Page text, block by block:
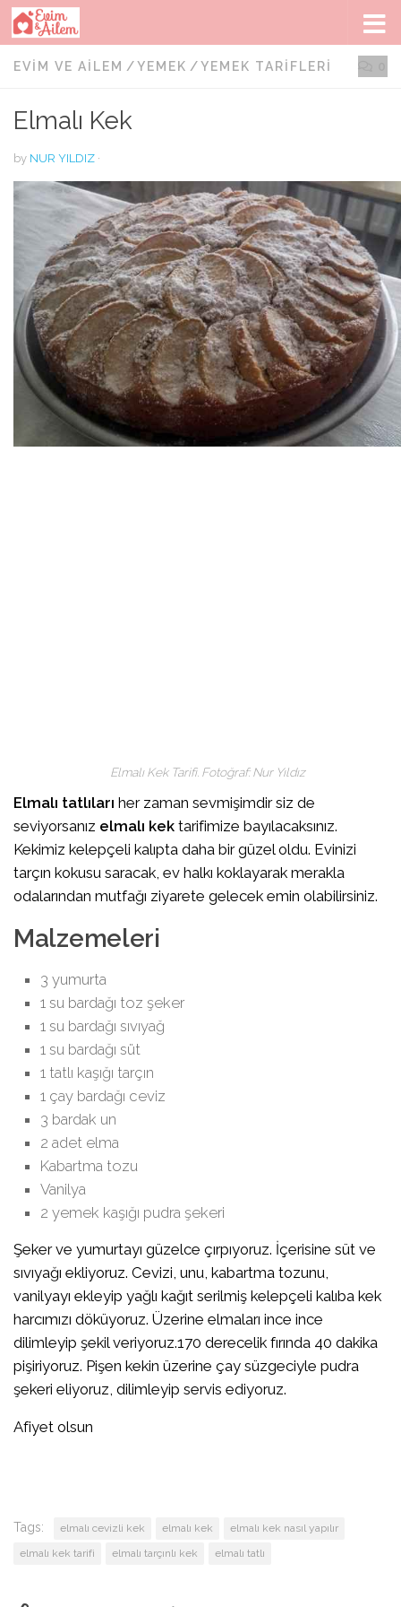
Skip to content
EVIM VE AILEM /YEMEK /YEMEK TARIFLERI
Elmalı Kek
by NUR YILDIZ ·
Elmalı Kek Tarifi. Fotoğraf: Nur Yıldız
Elmalı tatlıları her zaman sevmişimdir siz de
seviyorsanız elmalı kek tarifimize bayılacaksınız.
Kekimiz kelepçeli kalıpta daha bir güzel oldu. Evinizi
tarçın kokusu saracak, ev halkı koklayarak merakla
odalarından mutfağı ziyarete gelecek emin olabilirsiniz.
Malzemeleri
3 yumurta
1 su bardağı toz şeker
1 su bardağı sıvıyağ
1 su bardağı süt
1 tatlı kaşığı tarçın
1 çay bardağı ceviz
3 bardak un
2 adet elma
Kabartma tozu
Vanilya
2 yemek kaşığı pudra şekeri
Şeker ve yumurtayı güzelce çırpıyoruz. İçerisine süt ve
sıvıyağı ekliyoruz. Cevizi, unu, kabartma tozunu,
vanilyayı ekleyip yağlı kağıt serilmiş kelepçeli kalıba kek
harcımızı döküyoruz. Üzerine elmaları ince ince
dilimleyip şekil veriyoruz.170 derecelik fırında 40 dakika
pişiriyoruz. Pişen kekin üzerine çay süzgeciyle pudra
şekeri eliyoruz, dilimleyip servis ediyoruz.
Afiyet olsun
Tags: elmalı cevizli kek elmalı kek
elmalı kek nasıl yapılır
elmalı kek tarifi
elmalı tarçınlı kek elmalı tatlı